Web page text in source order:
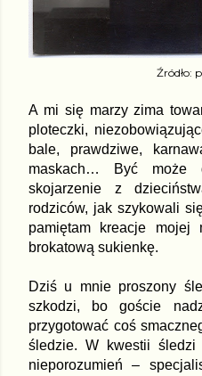
Źródło:
A mi się marzy zima
ploteczki,
bale, prawdziwe,
maskach… Być może
skojarzenie z
rodziców, jak szykowali
pamiętam kreacje
brokatową sukienkę.
Dziś u mnie proszony
szkodzi, bo goście
przygotować coś
śledzie. W kwestii
nieporozumień –